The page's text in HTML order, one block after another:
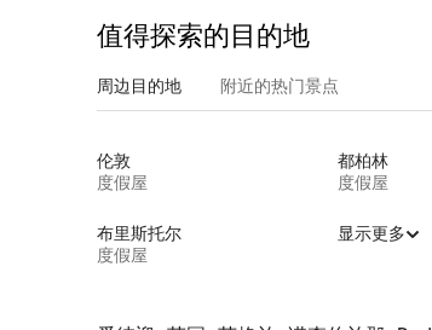
值得探索的目的地
周边目的地 附近的热门景点
伦敦
度假屋
都柏林
度假屋
布里斯托尔
度假屋
显示更多